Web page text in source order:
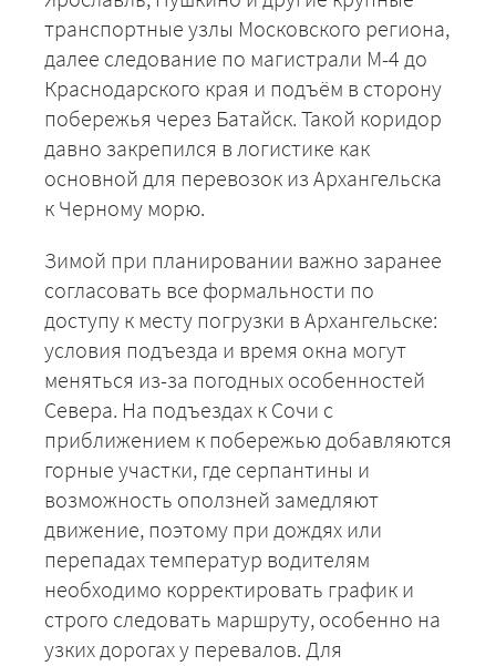
транспортные узлы Московского региона,
далее следование по магистрали М-4 до
Краснодарского края и подъём в сторону
побережья через Батайск. Такой коридор
давно закрепился в логистике как
основной для перевозок из Архангельска
к Черному морю.
Зимой при планировании важно заранее
согласовать все формальности по
доступу к месту погрузки в Архангельске:
условия подъезда и время окна могут
меняться из-за погодных особенностей
Севера. На подъездах к Сочи с
приближением к побережью добавляются
горные участки, где серпантины и
возможность оползней замедляют
движение, поэтому при дождях или
перепадах температур водителям
необходимо корректировать график и
строго следовать маршруту, особенно на
узких дорогах у перевалов. Для